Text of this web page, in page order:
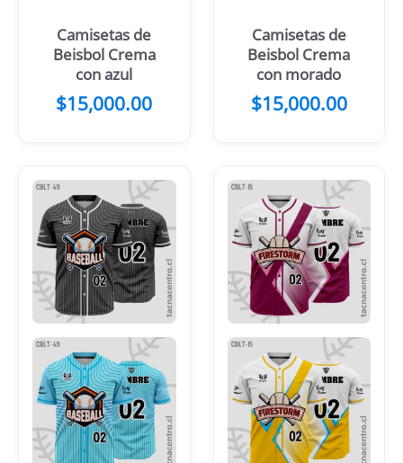
Camisetas de
Beisbol Crema
con azul
$15,000.00
Camisetas de
Beisbol Crema
con morado
$15,000.00